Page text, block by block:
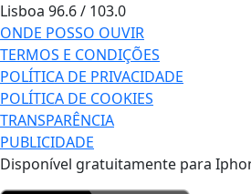
Lisboa 96.6 / 103.0
ONDE POSSO OUVIR
TERMOS E CONDIÇÕES
POLÍTICA DE PRIVACIDADE
POLÍTICA DE COOKIES
TRANSPARÊNCIA
PUBLICIDADE
Disponível gratuitamente para